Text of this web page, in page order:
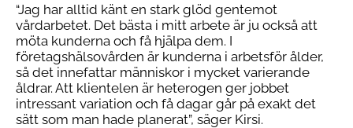
“Jag har alltid känt en stark glöd gentemot
vårdarbetet. Det bästa i mitt arbete är ju också att
möta kunderna och få hjälpa dem. I
företagshälsovården är kunderna i arbetsför ålder,
så det innefattar människor i mycket varierande
åldrar. Att klientelen är heterogen ger jobbet
intressant variation och få dagar går på exakt det
sätt som man hade planerat”, säger Kirsi.